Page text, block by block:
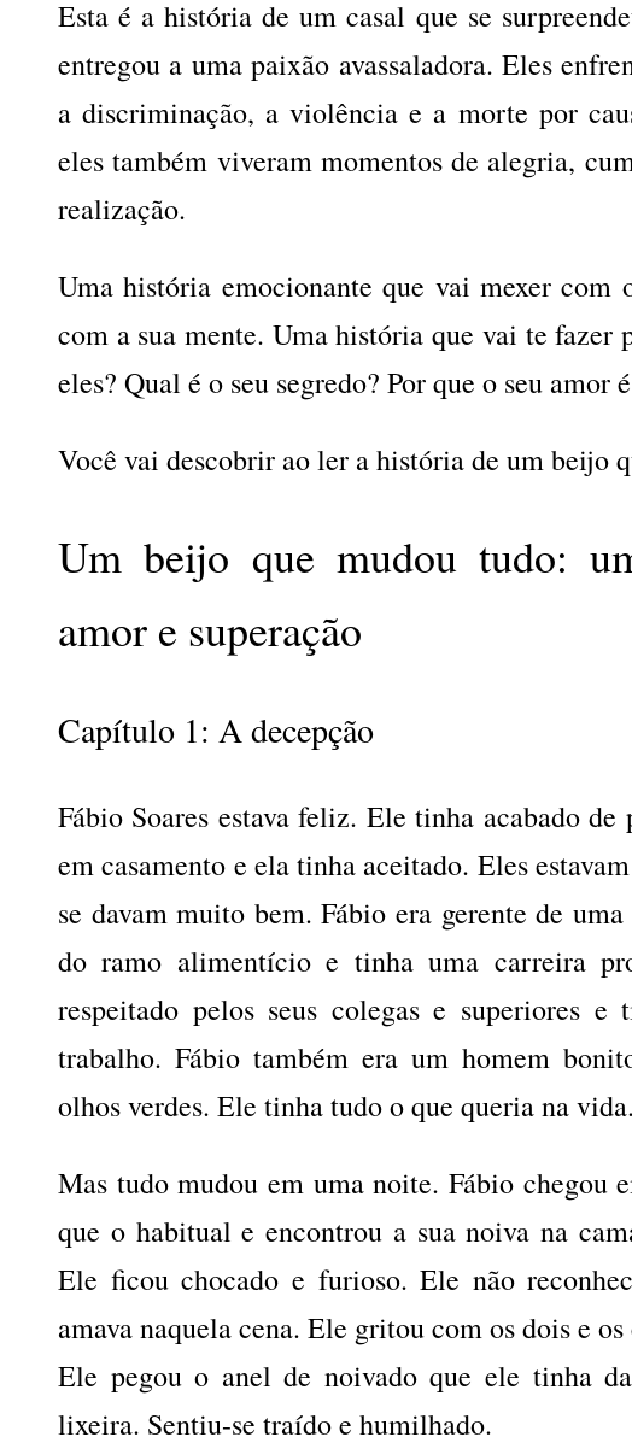
Esta é a história de um casal que se
entregou a uma paixão avassaladora. Eles
a discriminação, a violência e a morte por
eles também viveram momentos de alegria,
realização.
Uma história emocionante que vai mexer com
com a sua mente. Uma história que vai te fazer
eles? Qual é o seu segredo? Por que o seu amor
Você vai descobrir ao ler a história de um beijo
Um beijo que mudou tudo:
amor e superação
Capítulo 1: A decepção
Fábio Soares estava feliz. Ele tinha acabado de
em casamento e ela tinha aceitado. Eles
se davam muito bem. Fábio era gerente de
do ramo alimentício e tinha uma carreira
respeitado pelos seus colegas e superiores
trabalho. Fábio também era um homem
olhos verdes. Ele tinha tudo o que queria na vida.
Mas tudo mudou em uma noite. Fábio chegou
que o habitual e encontrou a sua noiva na
Ele ficou chocado e furioso. Ele não
amava naquela cena. Ele gritou com os dois e os
Ele pegou o anel de noivado que ele tinha
lixeira. Sentiu-se traído e humilhado.